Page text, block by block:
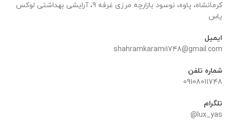
کرمانشاه، پاوه، نوسود بازارچه مرزی غرفه 9، آرایشی بهداشتی لوکس
یاس
ایمیل
shahramkarami1748@gmail.com
شماره تلفن
09108011748
تلگرام
lux_yas@